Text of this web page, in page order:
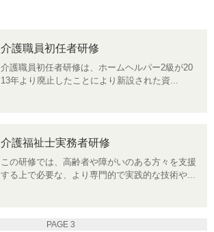
介護職員初任者研修
介護職員初任者研修は、ホームヘルパー2級が20
13年より廃止したことにより新設された資...
介護福祉士実務者研修
この研修では、高齢者や障がいのある方々を支援
する上で必要な、より専門的で実践的な技術や...
PAGE 3